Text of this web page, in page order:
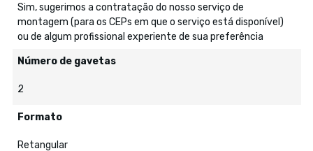
Sim, sugerimos a contratação do nosso serviço de
montagem (para os CEPs em que o serviço está disponível)
ou de algum profissional experiente de sua preferência
Número de gavetas
2
Formato
Retangular